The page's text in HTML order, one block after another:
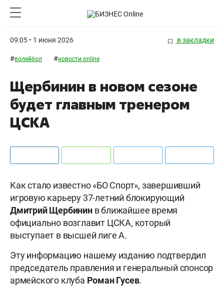
09:05 • 1 июня 2026 в закладки
#волейбол #новости online
Щербинин в новом сезоне
будет главным тренером
ЦСКА
Как стало известно «БО Спорт», завершивший
игровую карьеру 37-летний блокирующий
Дмитрий Щербининв ближайшее время
официально возглавит ЦСКА, который
выступает в высшей лиге А.
Эту информацию нашему изданию подтвердил
председатель правления и генеральный спонсор
армейского клуба Роман Гусев.